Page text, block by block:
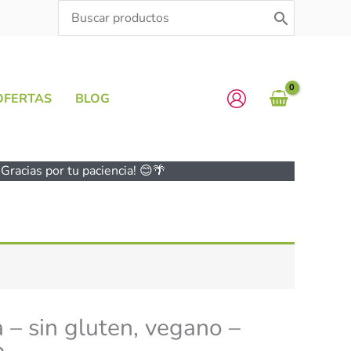
Search
for:
BLOG
por tu paciencia! 😊🌴
sin gluten, vegano –